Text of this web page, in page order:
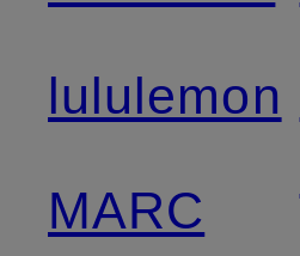
lululemon
MARC